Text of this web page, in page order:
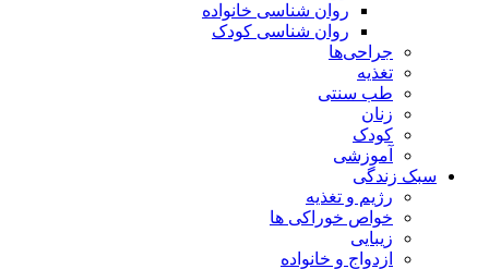
روان شناسی خانواده
روان شناسی کودک
جراحی‌ها
تغذیه
طب سنتی
زنان
کودک
آموزشی
سبک زندگی
رژیم و تغذیه
خواص خوراکی ها
زیبایی
ازدواج و خانواده